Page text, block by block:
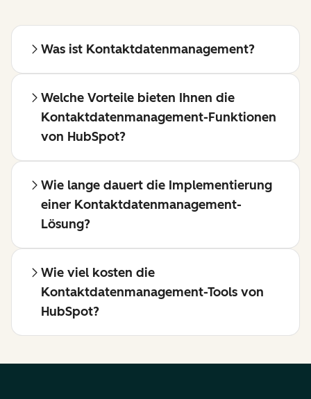
Was ist Kontaktdatenmanagement?
Welche Vorteile bieten Ihnen die
Kontaktdatenmanagement-Funktionen
von HubSpot?
Wie lange dauert die Implementierung
einer Kontaktdatenmanagement-
Lösung?
Wie viel kosten die
Kontaktdatenmanagement-Tools von
HubSpot?